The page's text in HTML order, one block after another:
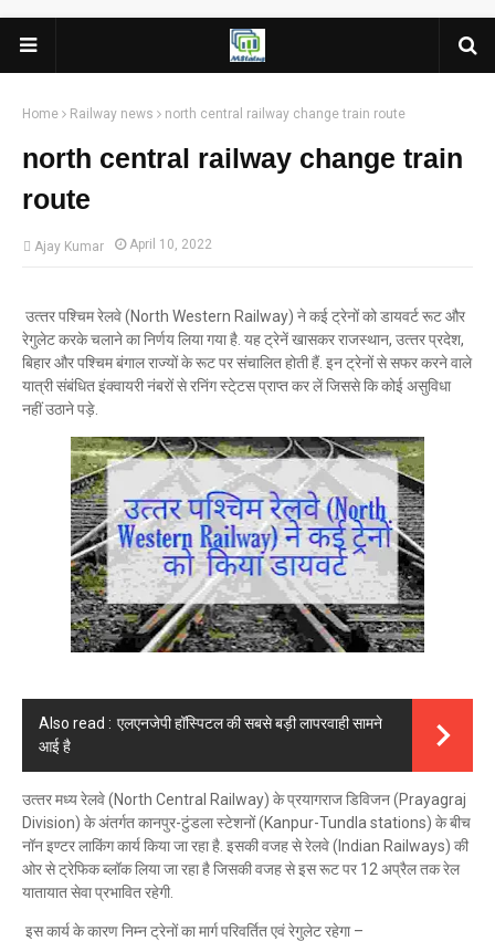
Home Railway news north central railway change train route
north central railway change train
route
Ajay Kumar April 10, 2022
उत्‍तर पश्‍च‍िम रेलवे (North Western Railway) ने कई ट्रेनों को डायवर्ट रूट और
रेगुलेट करके चलाने का न‍िर्णय ल‍िया गया है. यह ट्रेनें खासकर राजस्‍थान, उत्‍तर प्रदेश,
ब‍िहार और पश्‍च‍िम बंगाल राज्‍यों के रूट पर संचाल‍ित होती हैं. इन ट्रेनों से सफर करने वाले
यात्री संबंध‍ित इंक्‍वायरी नंबरों से रनिंग स्‍टे्टस प्राप्‍त कर लें ज‍िससे क‍ि कोई असुव‍िधा
नहीं उठाने पड़े.
Also read : एलएनजेपी हॉस्पिटल की सबसे बड़ी लापरवाही सामने
आई है
उत्‍तर मध्‍य रेलवे (North Central Railway) के प्रयागराज ड‍िव‍िजन (Prayagraj
Division) के अंतर्गत कानपुर-टुंडला स्टेशनों (Kanpur-Tundla stations) के बीच
नॉन इण्टर लाकिंग कार्य क‍िया जा रहा है. इसकी वजह से रेलवे (Indian Railways) की
ओर से ट्रेफ‍िक ब्‍लॉक ल‍िया जा रहा है ज‍िसकी वजह से इस रूट पर 12 अप्रैल तक रेल
यातायात सेवा प्रभा‍व‍ित रहेगी.
इस कार्य के कारण निम्न ट्रेनों का मार्ग परिवर्तित एवं रेगुलेट रहेगा –